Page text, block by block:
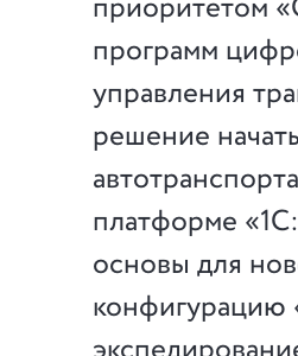
приоритетом
программ
управления
решение
платформе
основы для
конфигурацию